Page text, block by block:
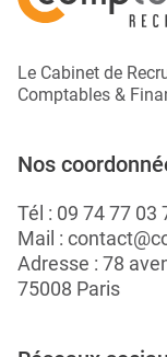
Le Cabinet de
Comptables &
Nos
Tél : 09 74 77 03
Mail :
Adresse : 78
75008 Paris